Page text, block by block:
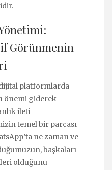
Görünmenin
dijital platformlarda
önemi giderek
ileti
temel bir parçası
ne zaman ve
başkaları
olduğunu